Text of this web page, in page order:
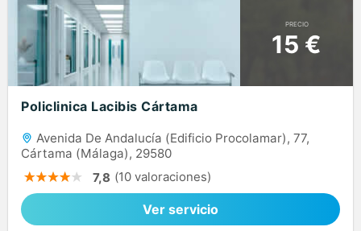
PRECIO
15 €
Policlinica Lacibis Cártama
Avenida De Andalucía (Edificio Procolamar), 77,
Cártama (Málaga), 29580
7,8 (10 valoraciones)
Ver servicio